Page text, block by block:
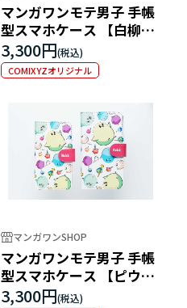
マンガワンモテ男子 手帳
型スマホケース 【白柳
啓】
3,300円
COMIXYZオリジナル
マンガワンSHOP
マンガワンモテ男子 手帳
型スマホケース 【ピウ
イ】
3,300円